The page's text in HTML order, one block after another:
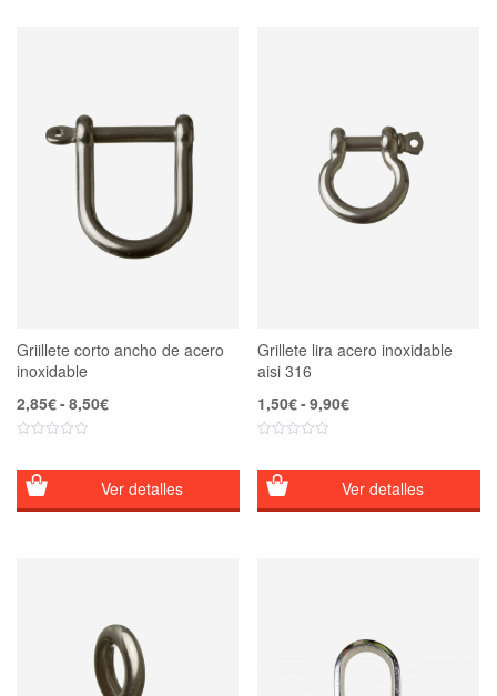
Griillete corto ancho de acero
inoxidable
2,85€-8,50€Rango
desde
2,85€
hasta
Ver detalles
Grillete lira acero inoxidable
aisi 316
1,50€-9,90€Rango
desde
1,50€
hasta
Ver detalles